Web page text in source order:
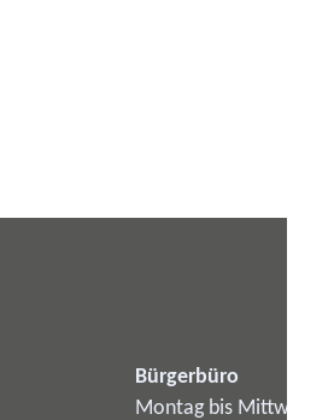
Bürgerbüro
Montag bis Mittwoch